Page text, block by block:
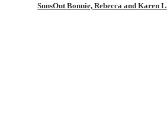
SunsOut Bonnie, Rebecca and Karen